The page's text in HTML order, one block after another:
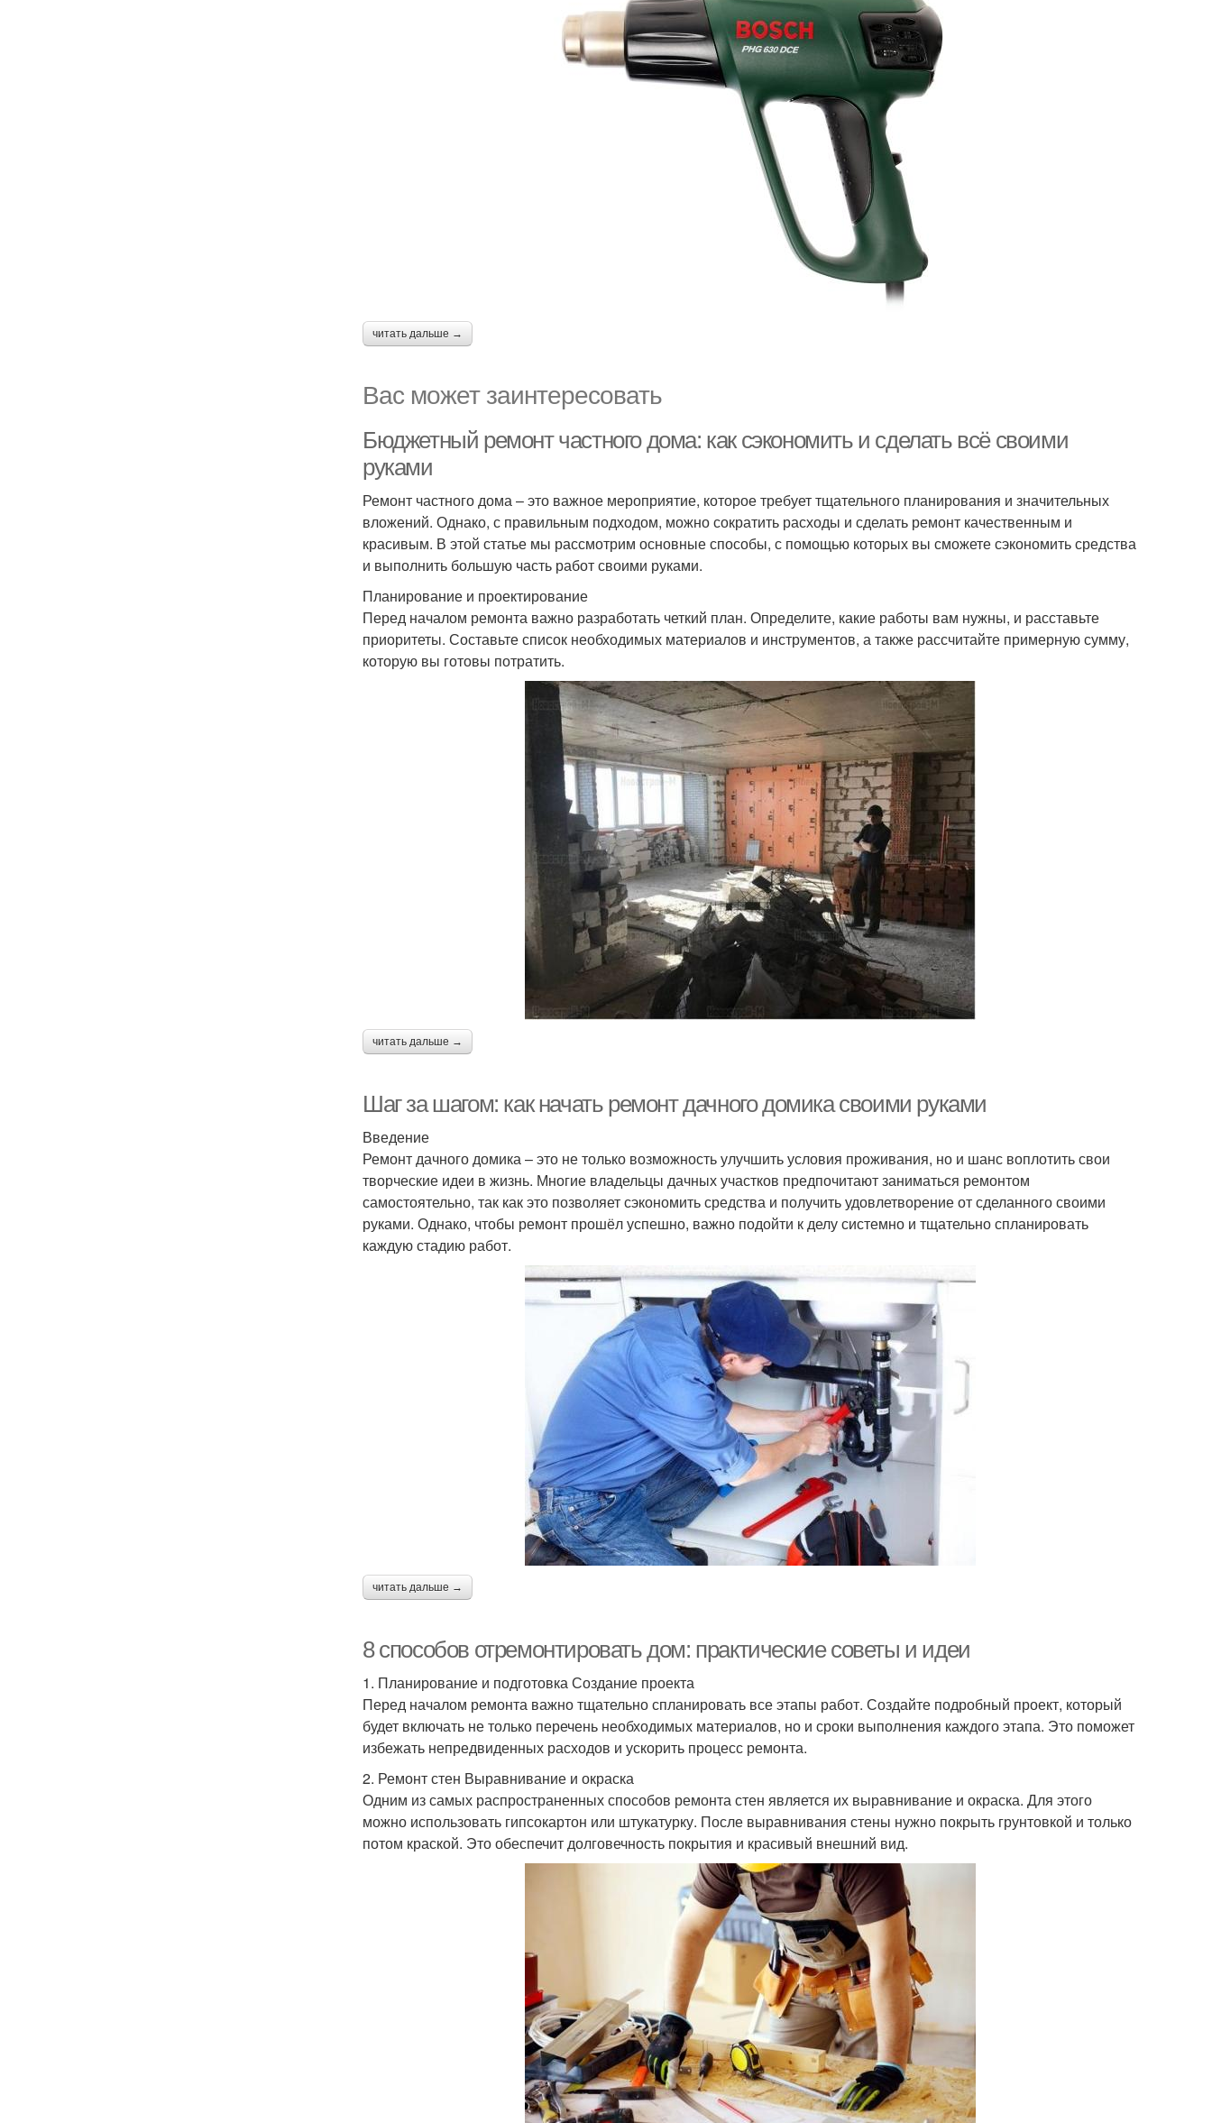
читать дальше →
Вас может заинтересовать
Бюджетный ремонт частного дома: как сэкономить и сделать всё своими
руками
Ремонт частного дома – это важное мероприятие, которое требует тщательного планирования и значительных
вложений. Однако, с правильным подходом, можно сократить расходы и сделать ремонт качественным и
красивым. В этой статье мы рассмотрим основные способы, с помощью которых вы сможете сэкономить средства
и выполнить большую часть работ своими руками.
Планирование и проектирование
Перед началом ремонта важно разработать четкий план. Определите, какие работы вам нужны, и расставьте
приоритеты. Составьте список необходимых материалов и инструментов, а также рассчитайте примерную сумму,
которую вы готовы потратить.
читать дальше →
Шаг за шагом: как начать ремонт дачного домика своими руками
Введение
Ремонт дачного домика – это не только возможность улучшить условия проживания, но и шанс воплотить свои
творческие идеи в жизнь. Многие владельцы дачных участков предпочитают заниматься ремонтом
самостоятельно, так как это позволяет сэкономить средства и получить удовлетворение от сделанного своими
руками. Однако, чтобы ремонт прошёл успешно, важно подойти к делу системно и тщательно спланировать
каждую стадию работ.
читать дальше →
8 способов отремонтировать дом: практические советы и идеи
1. Планирование и подготовка Создание проекта
Перед началом ремонта важно тщательно спланировать все этапы работ. Создайте подробный проект, который
будет включать не только перечень необходимых материалов, но и сроки выполнения каждого этапа. Это поможет
избежать непредвиденных расходов и ускорить процесс ремонта.
2. Ремонт стен Выравнивание и окраска
Одним из самых распространенных способов ремонта стен является их выравнивание и окраска. Для этого
можно использовать гипсокартон или штукатурку. После выравнивания стены нужно покрыть грунтовкой и только
потом краской. Это обеспечит долговечность покрытия и красивый внешний вид.